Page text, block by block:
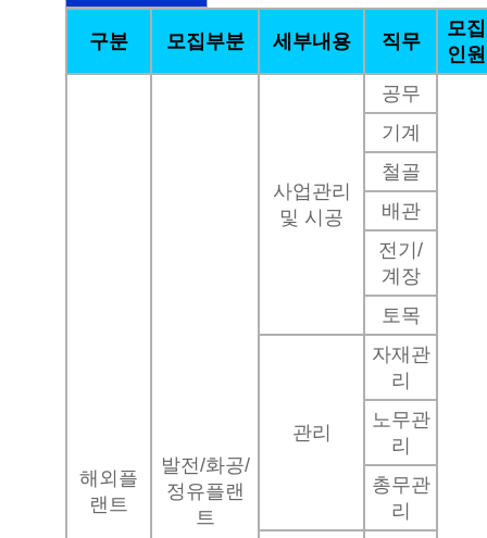
구분 모집부분 세부내용 직무
모집
인원
해외플
랜트
발전/화공/
정유플랜
트
사업관리
및 시공
공무
기계
철골
배관
전기/
계장
토목
관리
자재관
리
노무관
리
총무관
리